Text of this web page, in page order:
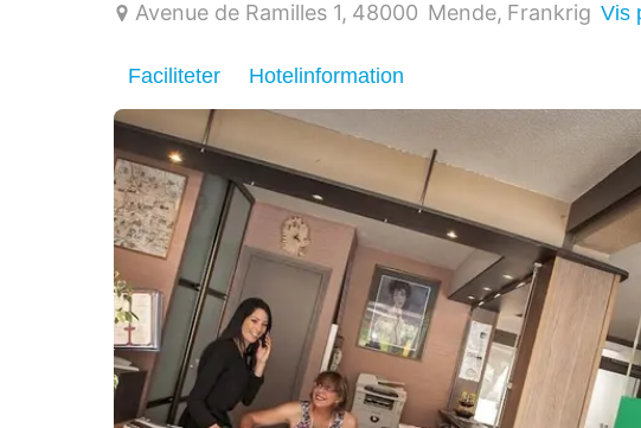
Avenue de Ramilles 1 48000 Mende Frankrig Vis
Faciliteter Hotelinformation